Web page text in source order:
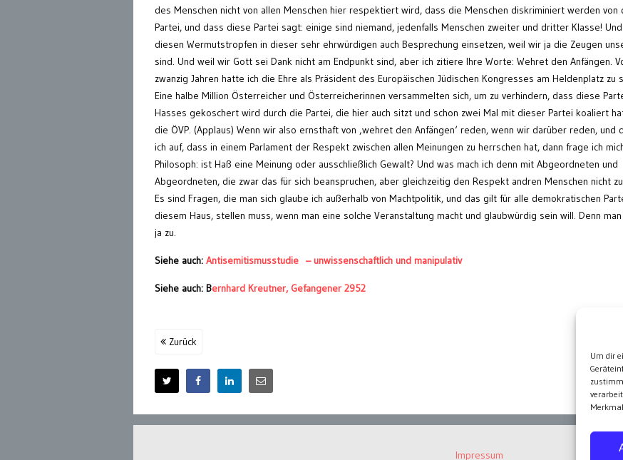
Um dir
des Menschen nicht von allen Menschen hier respektiert wird, dass die Menschen diskriminiert werden von
Partei, und dass diese Partei sagt: einige sind niemand, jedenfalls Menschen zweiter und dritter Klasse!
diesen Wermutstropfen in dieser sehr ehrwürdigen auch Besprechung einsetzen, weil wir ja die Zeugen
sind. Und weil wir Gott sei Dank nicht am Endpunkt sind, aber ich zitiere Ihre Worte: Wehret den Anfängen.
zwanzig Jahren hatte ich die Ehre als Präsident des Europäischen Jüdischen Kongresses am Heldenplatz zu
Eine halbe Million Österreicher und Österreicherinnen versammelten sich, um zu verhindern, dass diese
Hasses gekoschert wird durch die Partei, die hier auch sitzt und schon zwei Mal mit dieser Partei koaliert
die ÖVP. (Applaus) Wenn wir also ernsthaft von ‚wehret den Anfängen‘ reden, wenn wir darüber reden, und
ich auf, dass in einem Parlament der Respekt zwischen allen Meinungen zu herrschen hat, dann frage ich
Philosoph: ist Haß eine Meinung oder ausschließlich Gewalt? Und was mach ich denn mit Abgeordneten und
Abgeordneten, die zwar das für sich beanspruchen, aber gleichzeitig den Respekt andren Menschen nicht
Es sind Fragen, die man sich glaube ich außerhalb von Machtpolitik, und das gilt für alle demokratischen
diesem Haus, stellen muss, wenn man eine solche Veranstaltung macht und glaubwürdig sein will. Denn
ja zu.
Siehe auch: Antisemitismusstudie – unwissenschaftlich und manipulativ
Siehe auch: Bernhard Kreutner, Gefangener 2952
Zurück
Impressum